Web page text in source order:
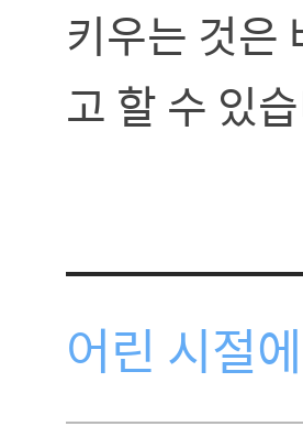
키우는 것은
고 할 수 있
어린 시절